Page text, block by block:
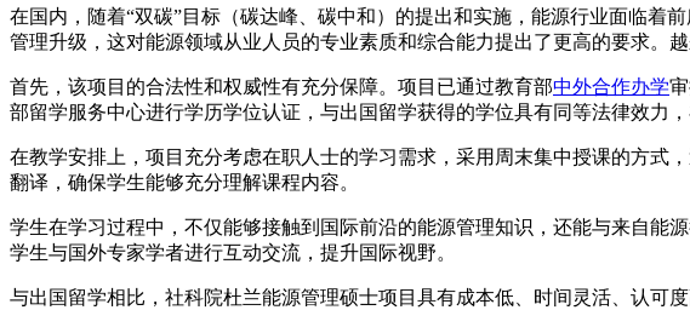
在国内，随着“双碳”目标（碳达峰、碳中和）的提出和实施，能源行业面临着
管理升级，这对能源领域从业人员的专业素质和综合能力提出了更高的要求。
首先，该项目的合法性和权威性有充分保障。项目已通过教育部中外合作办学
部留学服务中心进行学历学位认证，与出国留学获得的学位具有同等法律效力
在教学安排上，项目充分考虑在职人士的学习需求，采用周末集中授课的方式
翻译，确保学生能够充分理解课程内容。
学生在学习过程中，不仅能够接触到国际前沿的能源管理知识，还能与来自能
学生与国外专家学者进行互动交流，提升国际视野。
与出国留学相比，社科院杜兰能源管理硕士项目具有成本低、时间灵活、认可